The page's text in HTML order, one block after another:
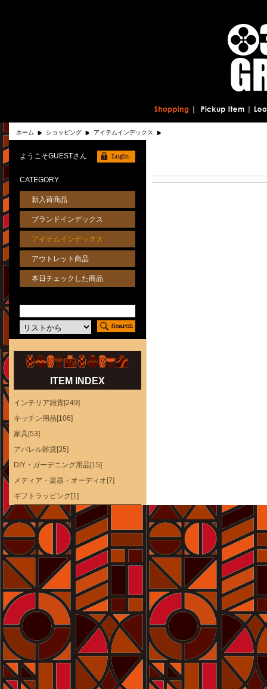
ホーム ショッピング アイテムインデックス
ようこそGUESTさん
CATEGORY
新入荷商品
ブランドインデックス
アイテムインデックス
アウトレット商品
本日チェックした商品
ITEM INDEX
インテリア雑貨[249]
キッチン用品[106]
家具[53]
アパレル雑貨[35]
DIY・ガーデニング用品[15]
メディア・楽器・オーディオ[7]
ギフトラッピング[1]